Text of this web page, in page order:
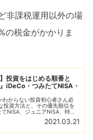
非課税運用以外の場
の税金がかかりま
投資をはじめる順番と
iDeCo・つみたてNISA・
わからない投資初心者さん必
投資方法と、その優先順位を
NISA、ジュニアNISA、特別
徴とお得度、メリットとデメリ
やすく説明します。2021.03.21